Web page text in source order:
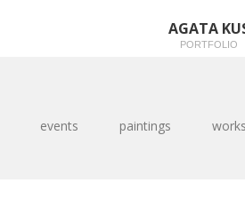
AGATA
PORTFOLIO
events paintings